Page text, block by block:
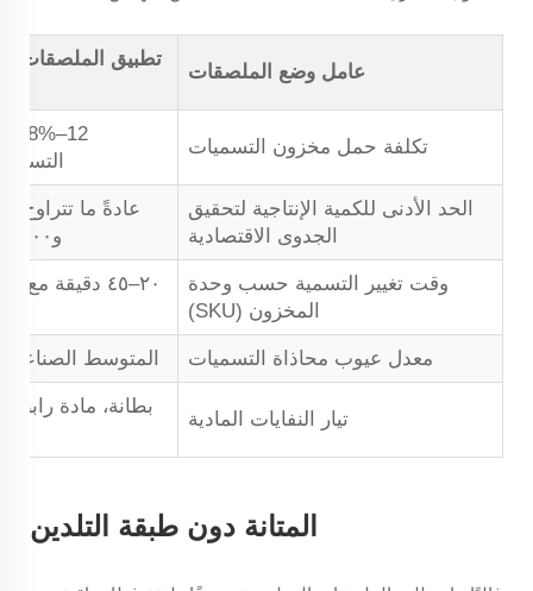
عامل وضع الملصقات
تطبيق الملصقات
تكلفة حمل مخزون التسميات
الحد الأدنى للكمية الإنتاجية لتحقيق
الجدوى الاقتصادية
و١٠٬٠٠٠ تسمية
وقت تغيير التسمية حسب وحدة
المخزون (SKU)
٢٠–٤٥ دقيقة مع
معدل عيوب محاذاة التسميات المتوسط الصناعي:
تيار النفايات المادية
بطانة، مادة
المتانة دون طبقة التلدين